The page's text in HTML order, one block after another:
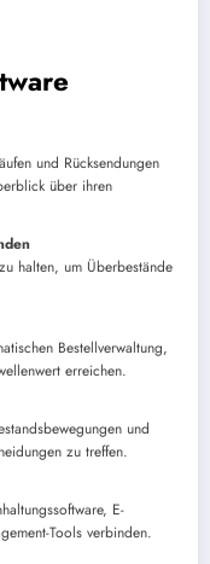
und Rücksendungen
über ihren
halten, um Überbestände
Bestellverwaltung,
erreichen.
und
zu treffen.
E-
Tools verbinden.